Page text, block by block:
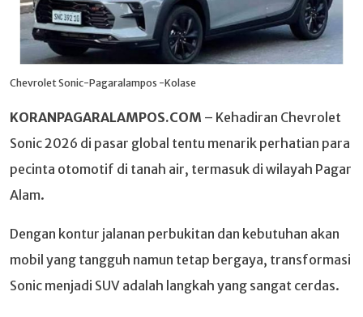
Chevrolet Sonic-Pagaralampos -Kolase
KORANPAGARALAMPOS.COM – Kehadiran Chevrolet
Sonic 2026 di pasar global tentu menarik perhatian para
pecinta otomotif di tanah air, termasuk di wilayah Pagar
Alam.
Dengan kontur jalanan perbukitan dan kebutuhan akan
mobil yang tangguh namun tetap bergaya, transformasi
Sonic menjadi SUV adalah langkah yang sangat cerdas.